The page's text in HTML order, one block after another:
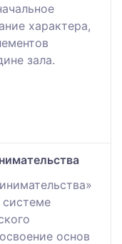
характера,
зала.
основ